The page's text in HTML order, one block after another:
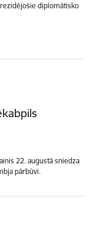
diplomātisko
22. augustā sniedza
pārbūvi.